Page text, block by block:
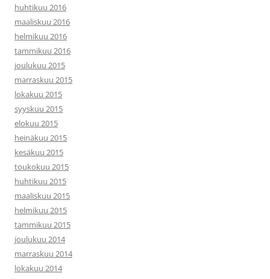
huhtikuu 2016
maaliskuu 2016
helmikuu 2016
tammikuu 2016
joulukuu 2015
marraskuu 2015
lokakuu 2015
syyskuu 2015
elokuu 2015
heinäkuu 2015
kesäkuu 2015
toukokuu 2015
huhtikuu 2015
maaliskuu 2015
helmikuu 2015
tammikuu 2015
joulukuu 2014
marraskuu 2014
lokakuu 2014